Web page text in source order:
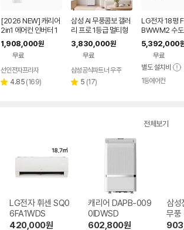
[2026 NEW] 캐리어
2in1 에어컨 인버터 1
등급 멀티형 wifi 17평
+6평 투인원 전국 설
치비포함
1,908,000원
무료
선인전자프라자
별 4.85 리
(169)
삼성 AI 무풍콤보 갤러
리 프로 1등급 멀티형
에어컨 AF90H17D3
8ERS 기본설치포함
3,830,000원
무료
삼성공식파트너 우주
별 5 리
(17)
LG전자 18평
BWWM2 수도
본설치 포함 투
어컨
5,392,000
무료
별도 설치비
1등에어컨
전체보기
LG전자 휘센 SQ0
6FA1WDS
420,000원
캐리어 DAPB-009
0IDWSD
602,800원
삼성
무풍